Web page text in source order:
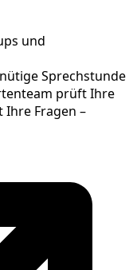
und
Sprechstunde
prüft Ihre
Fragen –